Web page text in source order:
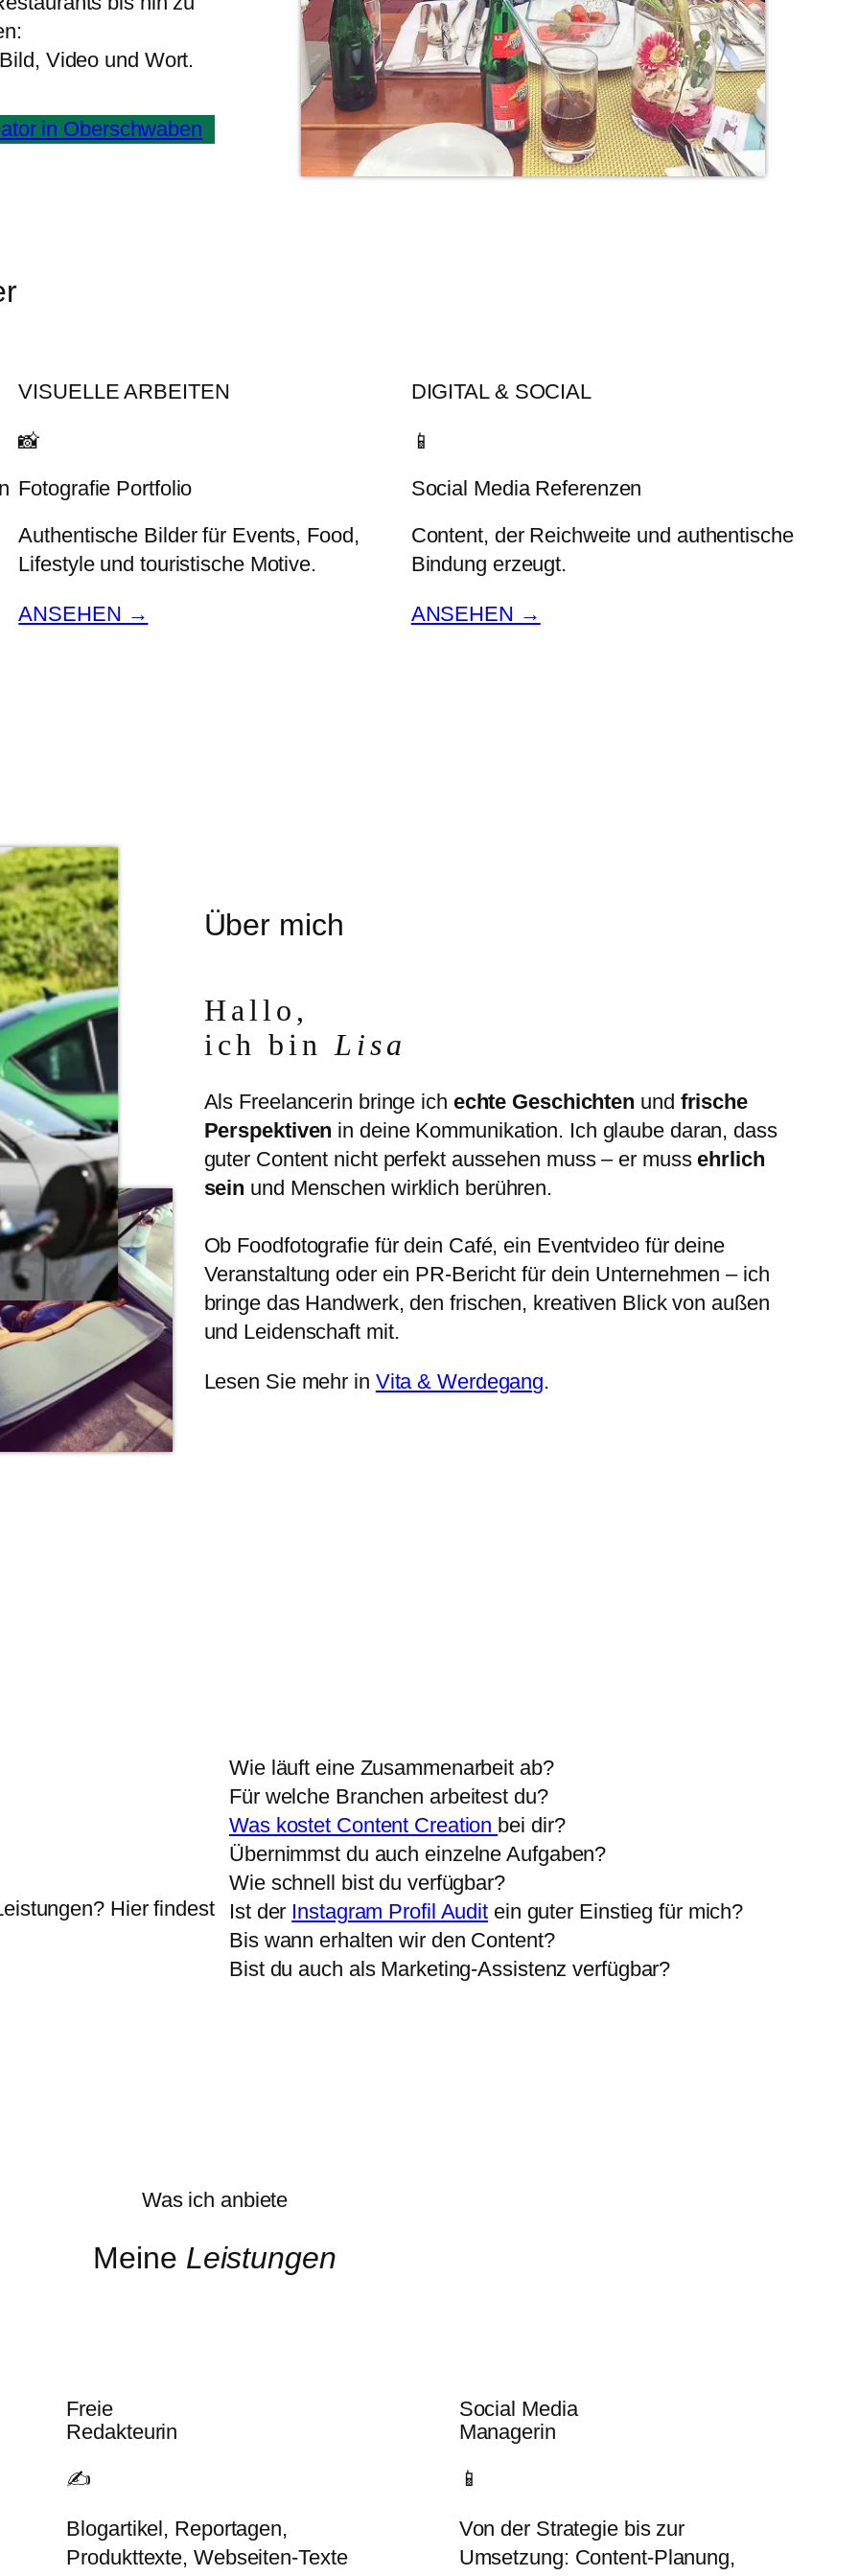
Video und Wort.
in Oberschwaben
VISUELLE ARBEITEN
📸
Fotografie Portfolio
Authentische Bilder für Events, Food,
Lifestyle und touristische Motive.
ANSEHEN →
DIGITAL & SOCIAL
📱
Social Media Referenzen
Content, der Reichweite und authentische
Bindung erzeugt.
ANSEHEN →
Über mich
Hallo,
ich bin Lisa
Als Freelancerin bringe ich echte Geschichten und frische
Perspektiven in deine Kommunikation. Ich glaube daran, dass
guter Content nicht perfekt aussehen muss – er mussehrlich
sein und Menschen wirklich berühren.
Ob Foodfotografie für dein Café, ein Eventvideo für deine
Veranstaltung oder ein PR-Bericht für dein Unternehmen – ich
bringe das Handwerk, den frischen, kreativen Blick von außen
und Leidenschaft mit.
Lesen Sie mehr in Vita & Werdegang.
Hier findest
Wie läuft eine Zusammenarbeit ab?
Für welche Branchen arbeitest du?
Was kostet Content Creation bei dir?
Übernimmst du auch einzelne Aufgaben?
Wie schnell bist du verfügbar?
Ist der Instagram Profil Audit ein guter Einstieg für mich?
Bis wann erhalten wir den Content?
Bist du auch als Marketing-Assistenz verfügbar?
Was ich anbiete
Meine Leistungen
Freie
Redakteurin
✍️
Blogartikel, Reportagen,
Produkttexte, Webseiten-Texte
Social Media
Managerin
📱
Von der Strategie bis zur
Umsetzung: Content-Planung,